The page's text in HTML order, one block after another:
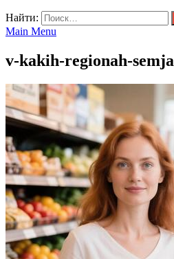
Найти:
Main Menu
v-kakih-regionah-